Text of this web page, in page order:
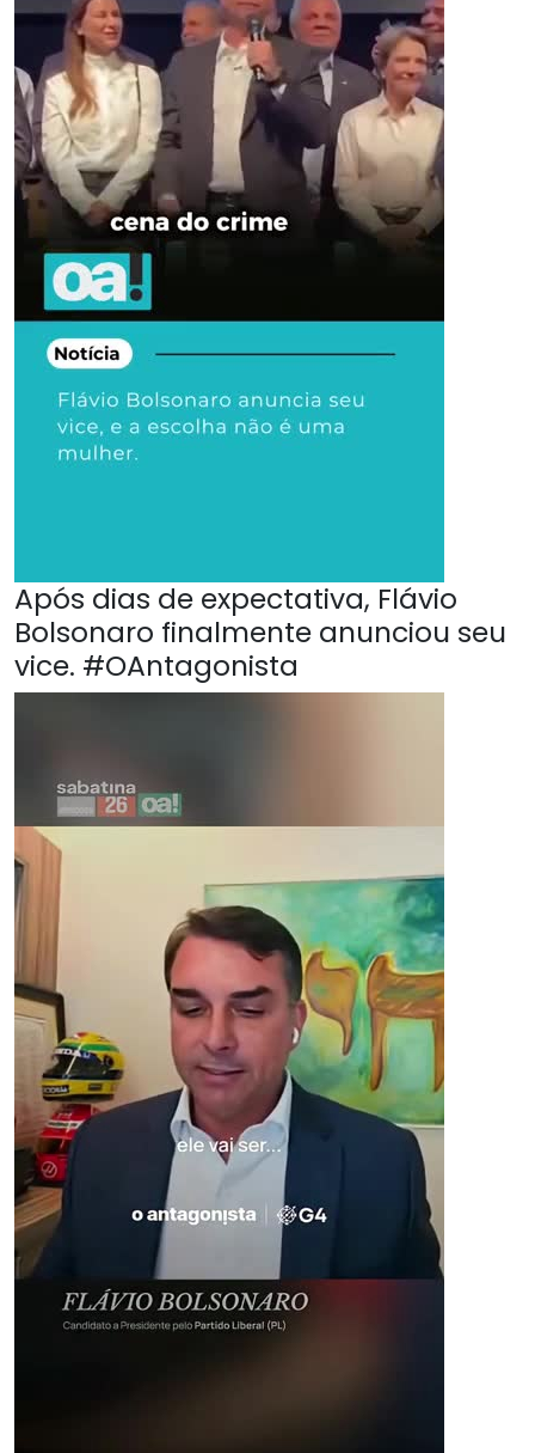
Após dias de expectativa, Flávio
Bolsonaro finalmente anunciou seu
vice. #OAntagonista